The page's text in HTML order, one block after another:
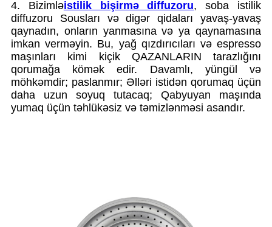
4. Bizimləistilik bişirmə diffuzoru, soba istilik
diffuzoru Sousları və digər qidaları yavaş-yavaş
qaynadın, onların yanmasına və ya qaynamasına
imkan verməyin. Bu, yağ qızdırıcıları və espresso
maşınları kimi kiçik QAZANLARIN tarazlığını
qorumağa kömək edir. Davamlı, yüngül və
möhkəmdir; paslanmır; Əlləri istidən qorumaq üçün
daha uzun soyuq tutacaq; Qabyuyan maşında
yumaq üçün təhlükəsiz və təmizlənməsi asandır.